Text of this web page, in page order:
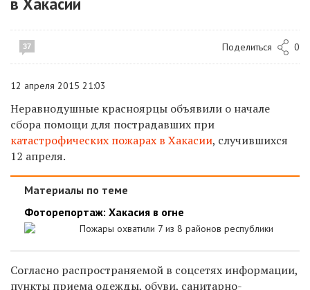
37 Поделиться 0
12 апреля 2015 21:03
Неравнодушные красноярцы объявили о начале
сбора помощи для пострадавших при
катастрофических пожарах в Хакасии, случившихся
12 апреля.
Материалы по теме
Фоторепортаж: Хакасия в огне
Пожары охватили 7 из 8 районов республики
Согласно распространяемой в соцсетях информации,
пункты приема одежды, обуви, санитарно-